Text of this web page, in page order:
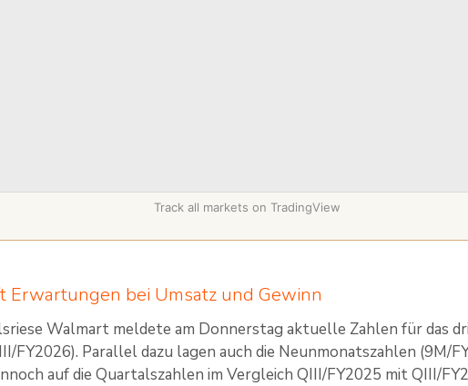
Track all markets on TradingView
Erwartungen bei Umsatz und Gewinn
Walmart meldete am Donnerstag aktuelle Zahlen für das
FY2026). Parallel dazu lagen auch die Neunmonatszahlen (9M/
auf die Quartalszahlen im Vergleich QIII/FY2025 mit QIII/